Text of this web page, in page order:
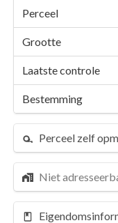
Perceel
Grootte
Laatste controle
Bestemming
Perceel zelf
Niet